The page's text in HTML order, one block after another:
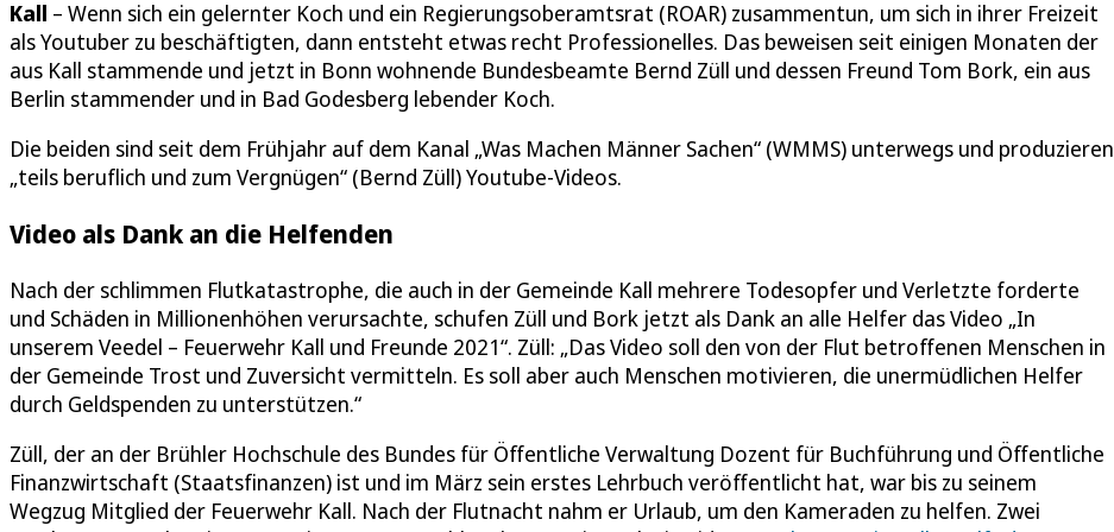
Kall – Wenn sich ein gelernter Koch und ein Regierungsoberamtsrat (ROAR) zusammentun, um sich in ihrer Freizeit
als Youtuber zu beschäftigten, dann entsteht etwas recht Professionelles. Das beweisen seit einigen Monaten der
aus Kall stammende und jetzt in Bonn wohnende Bundesbeamte Bernd Züll und dessen Freund Tom Bork, ein aus
Berlin stammender und in Bad Godesberg lebender Koch.
Die beiden sind seit dem Frühjahr auf dem Kanal „Was Machen Männer Sachen“ (WMMS) unterwegs und produzieren
„teils beruflich und zum Vergnügen“ (Bernd Züll) Youtube-Videos.
Video als Dank an die Helfenden
Nach der schlimmen Flutkatastrophe, die auch in der Gemeinde Kall mehrere Todesopfer und Verletzte forderte
und Schäden in Millionenhöhen verursachte, schufen Züll und Bork jetzt als Dank an alle Helfer das Video „In
unserem Veedel – Feuerwehr Kall und Freunde 2021“. Züll: „Das Video soll den von der Flut betroffenen Menschen in
der Gemeinde Trost und Zuversicht vermitteln. Es soll aber auch Menschen motivieren, die unermüdlichen Helfer
durch Geldspenden zu unterstützen.“
Züll, der an der Brühler Hochschule des Bundes für Öffentliche Verwaltung Dozent für Buchführung und Öffentliche
Finanzwirtschaft (Staatsfinanzen) ist und im März sein erstes Lehrbuch veröffentlicht hat, war bis zu seinem
Wegzug Mitglied der Feuerwehr Kall. Nach der Flutnacht nahm er Urlaub, um den Kameraden zu helfen. Zwei